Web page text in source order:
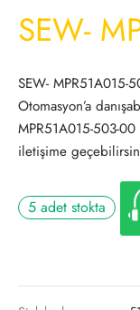
SEW-
SEW- MPR51A015-
Otomasyon’a
MPR51A015-503-
iletişime
5 adet stokta